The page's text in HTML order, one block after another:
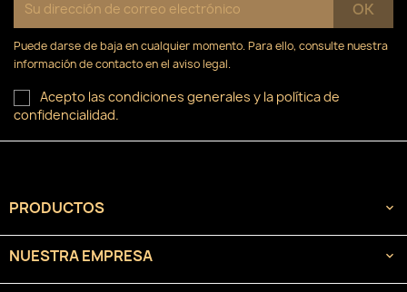
Puede darse de baja en cualquier momento. Para ello, consulte nuestra
información de contacto en el aviso legal.
Acepto las condiciones generales y la política de
confidencialidad.
PRODUCTOS 
NUESTRA EMPRESA 